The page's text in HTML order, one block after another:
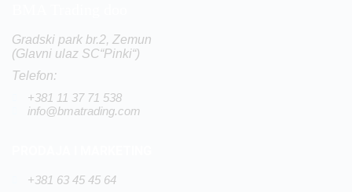
Gradski park br.2, Zemun
(Glavni ulaz SC“Pinki“)
Telefon:
+381 11 37 71 538
info@bmatrading.com
+381 63 45 45 64